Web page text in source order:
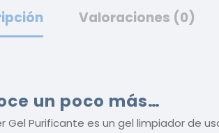
Valoraciones (0)
un poco más…
Gel Purificante es un gel limpiador de